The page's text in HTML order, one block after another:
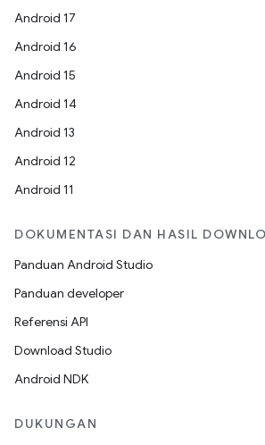
Android 17
Android 16
Android 15
Android 14
Android 13
Android 12
Android 11
DOKUMENTASI DAN HASIL
Panduan Android Studio
Panduan developer
Referensi API
Download Studio
Android NDK
DUKUNGAN